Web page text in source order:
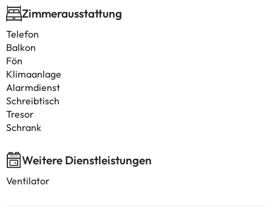
Zimmerausstattung
Telefon
Balkon
Fön
Klimaanlage
Alarmdienst
Schreibtisch
Tresor
Schrank
Weitere Dienstleistungen
Ventilator